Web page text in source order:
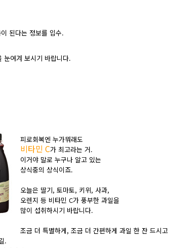
된다는 정보를 입수.
눈여겨 보시기 바랍니다.
피로회복엔 누가뭐래도
비타민 C가 최고라는 거.
이거야 말로 누구나 알고 있는
상식중의 상식이죠.
오늘은 딸기, 토마토, 키위, 사과,
오렌지 등 비타민 C가 풍부한 과일을
많이 섭취하시기 바랍니다.
조금 더 특별하게, 조금 더 간편하게 과일 한 잔 드시
.